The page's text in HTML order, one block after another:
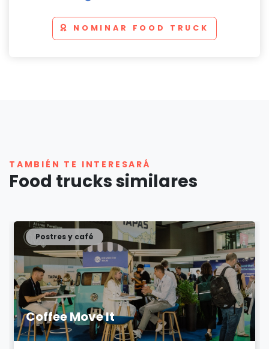
NOMINAR FOOD TRUCK
TAMBIÉN TE INTERESARÁ
Food trucks similares
Coffee Move It
Postres y café